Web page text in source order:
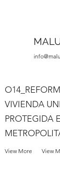
VIVIENDA
PROTEGIDA
View More View